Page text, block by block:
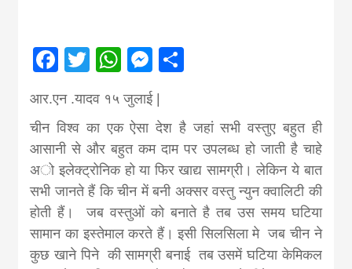
from
news,
Facebook
TwitterWhatsApp
Messenger
आर.एन .यादव १५ जुलाई |
चीन विश्व का एक ऐसा देश है जहां सभी वस्तुए बहुत ही
आसानी से और बहुत कम दाम पर उपलब्ध हो जाती है चाहे
अो इलेक्ट्रोनिक हो या फिर खाद्य सामग्री। लेकिन ये बात
सभी जानते हैं कि चीन में बनी अक्सर वस्तु न्युन क्वालिटी की
होती हैं। जब वस्तुओं को बनाते है तब उस समय घटिया
सामान का इस्तेमाल करते हैं। इसी सिलसिला मे जब चीन ने
कुछ खाने पिने की सामग्री बनाई तब उसमें घटिया केमिकल